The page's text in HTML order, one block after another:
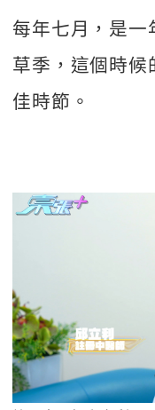
每年七月，是
草季，這個時
佳時節。